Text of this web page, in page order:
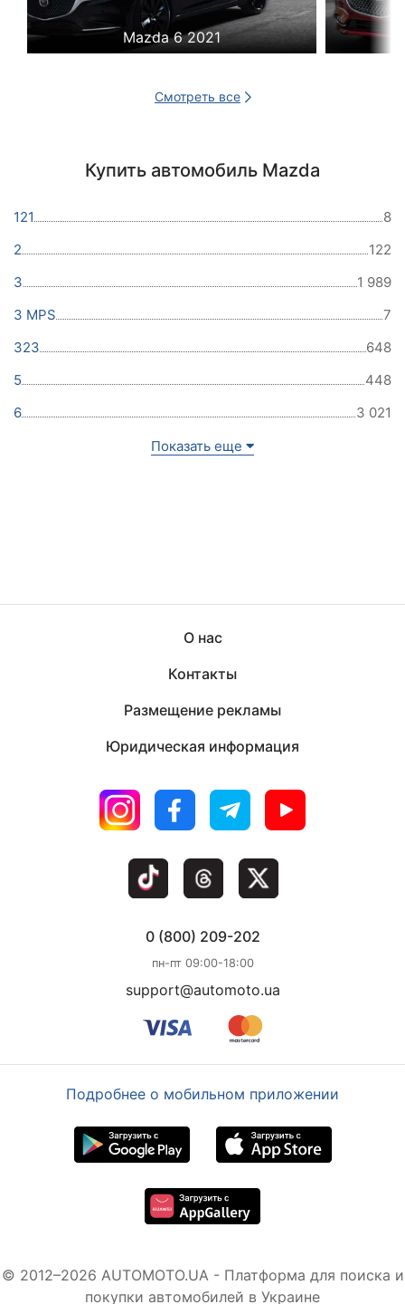
Mazda 6 2021
Смотреть все
Купить автомобиль Mazda
121
8
2
122
3
1 989
3 MPS
7
323
648
5
448
6
3 021
Показать еще
О нас
Контакты
Размещение рекламы
Юридическая информация
0 (800) 209-202
пн-пт 09:00-18:00
support@automoto.ua
Подробнее о мобильном приложении
© 2012–2026 AUTOMOTO.UA - Платформа для поиска и
покупки автомобилей в Украине